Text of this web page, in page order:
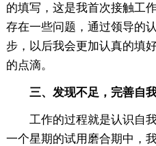
的填写，这是我首次接触工
存在一些问题，通过领导的
步，以后我会更加认真的填
的点滴。
三、发现不足，完善自
工作的过程就是认识自我
一个星期的试用磨合期中，